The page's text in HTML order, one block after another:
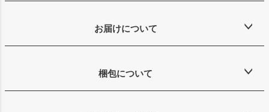
お届けについて
梱包について